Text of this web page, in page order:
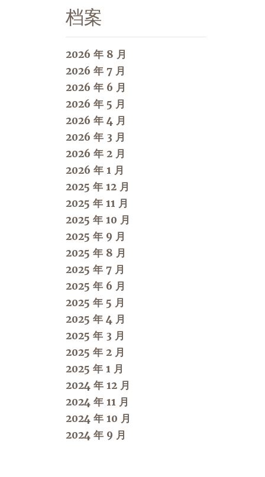
档案
2026 年 8 月
2026 年 7 月
2026 年 6 月
2026 年 5 月
2026 年 4 月
2026 年 3 月
2026 年 2 月
2026 年 1 月
2025 年 12 月
2025 年 11 月
2025 年 10 月
2025 年 9 月
2025 年 8 月
2025 年 7 月
2025 年 6 月
2025 年 5 月
2025 年 4 月
2025 年 3 月
2025 年 2 月
2025 年 1 月
2024 年 12 月
2024 年 11 月
2024 年 10 月
2024 年 9 月